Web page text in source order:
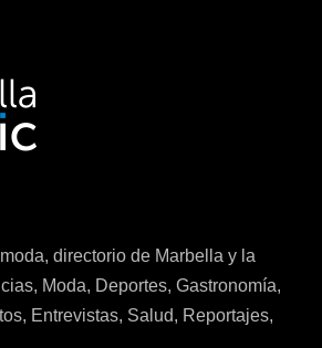
directorio de Marbella y la
Moda, Deportes, Gastronomía,
Entrevistas, Salud, Reportajes,